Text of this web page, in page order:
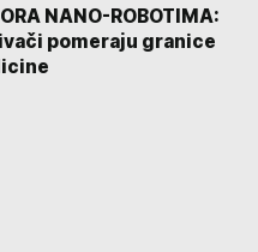
NANO-ROBOTIMA:
pomeraju granice